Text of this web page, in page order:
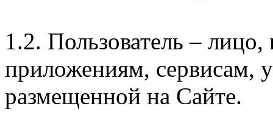
1.2. Пользователь –
приложениям, сервисам,
размещенной на Сайте.